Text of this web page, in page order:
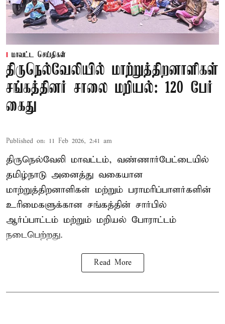
மாவட்ட செய்திகள்
திருநெல்வேலியில் மாற்றுத்திறனாளிகள்
சங்கத்தினர் சாலை மறியல்: 120 பேர்
கைது
Published on: 11 Feb 2026, 2:41 am
திருநெல்வேலி மாவட்டம், வண்ணார்பேட்டையில்
தமிழ்நாடு அனைத்து வகையான
மாற்றுத்திறனாளிகள் மற்றும் பராமரிப்பாளர்களின்
உரிமைகளுக்கான சங்கத்தின் சார்பில்
ஆர்ப்பாட்டம் மற்றும் மறியல் போராட்டம்
நடைபெற்றது.
Read More